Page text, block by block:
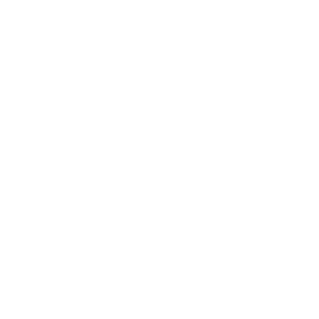
tan profunda y atrayente, que, a momentos, la
dama que había capturado una esencia de su
hombre a las espaldas de Fernand, sacándolo